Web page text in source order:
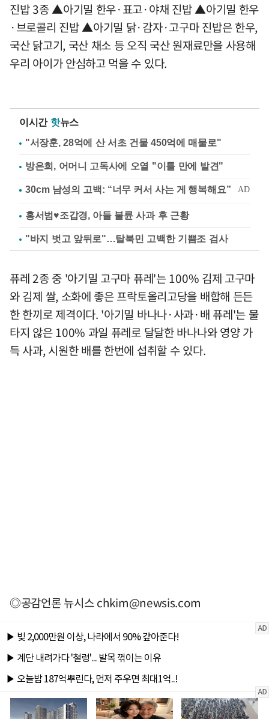
진밥 3종 ▲아기밀 한우·표고·야채 진밥 ▲아기밀 한우
·브로콜리 진밥 ▲아기밀 닭·감자·고구마 진밥은 한우,
국산 닭고기, 국산 채소 등 오직 국산 원재료만을 사용해
우리 아이가 안심하고 먹을 수 있다.
이시간 핫뉴스
"서장훈, 28억에 산 서초 건물 450억에 매물로"
방은희, 어머니 고독사에 오열 "이틀 만에 발견"
홍서범♥조갑경, 아들 불륜 사과 후 근황
"바지 벗고 앞뒤로"…탈북민 고백한 기쁨조 검사
퓨레 2종 중 '아기밀 고구마 퓨레'는 100% 김제 고구마
와 김제 쌀, 소화에 좋은 프락토올리고당을 배합해 든든
한 한끼로 제격이다. '아기밀 바나나·사과·배 퓨레'는 물
타지 않은 100% 과일 퓨레로 달달한 바나나와 영양 가
득 사과, 시원한 배를 한번에 섭취할 수 있다.
◎공감언론 뉴시스chkim@newsis.com